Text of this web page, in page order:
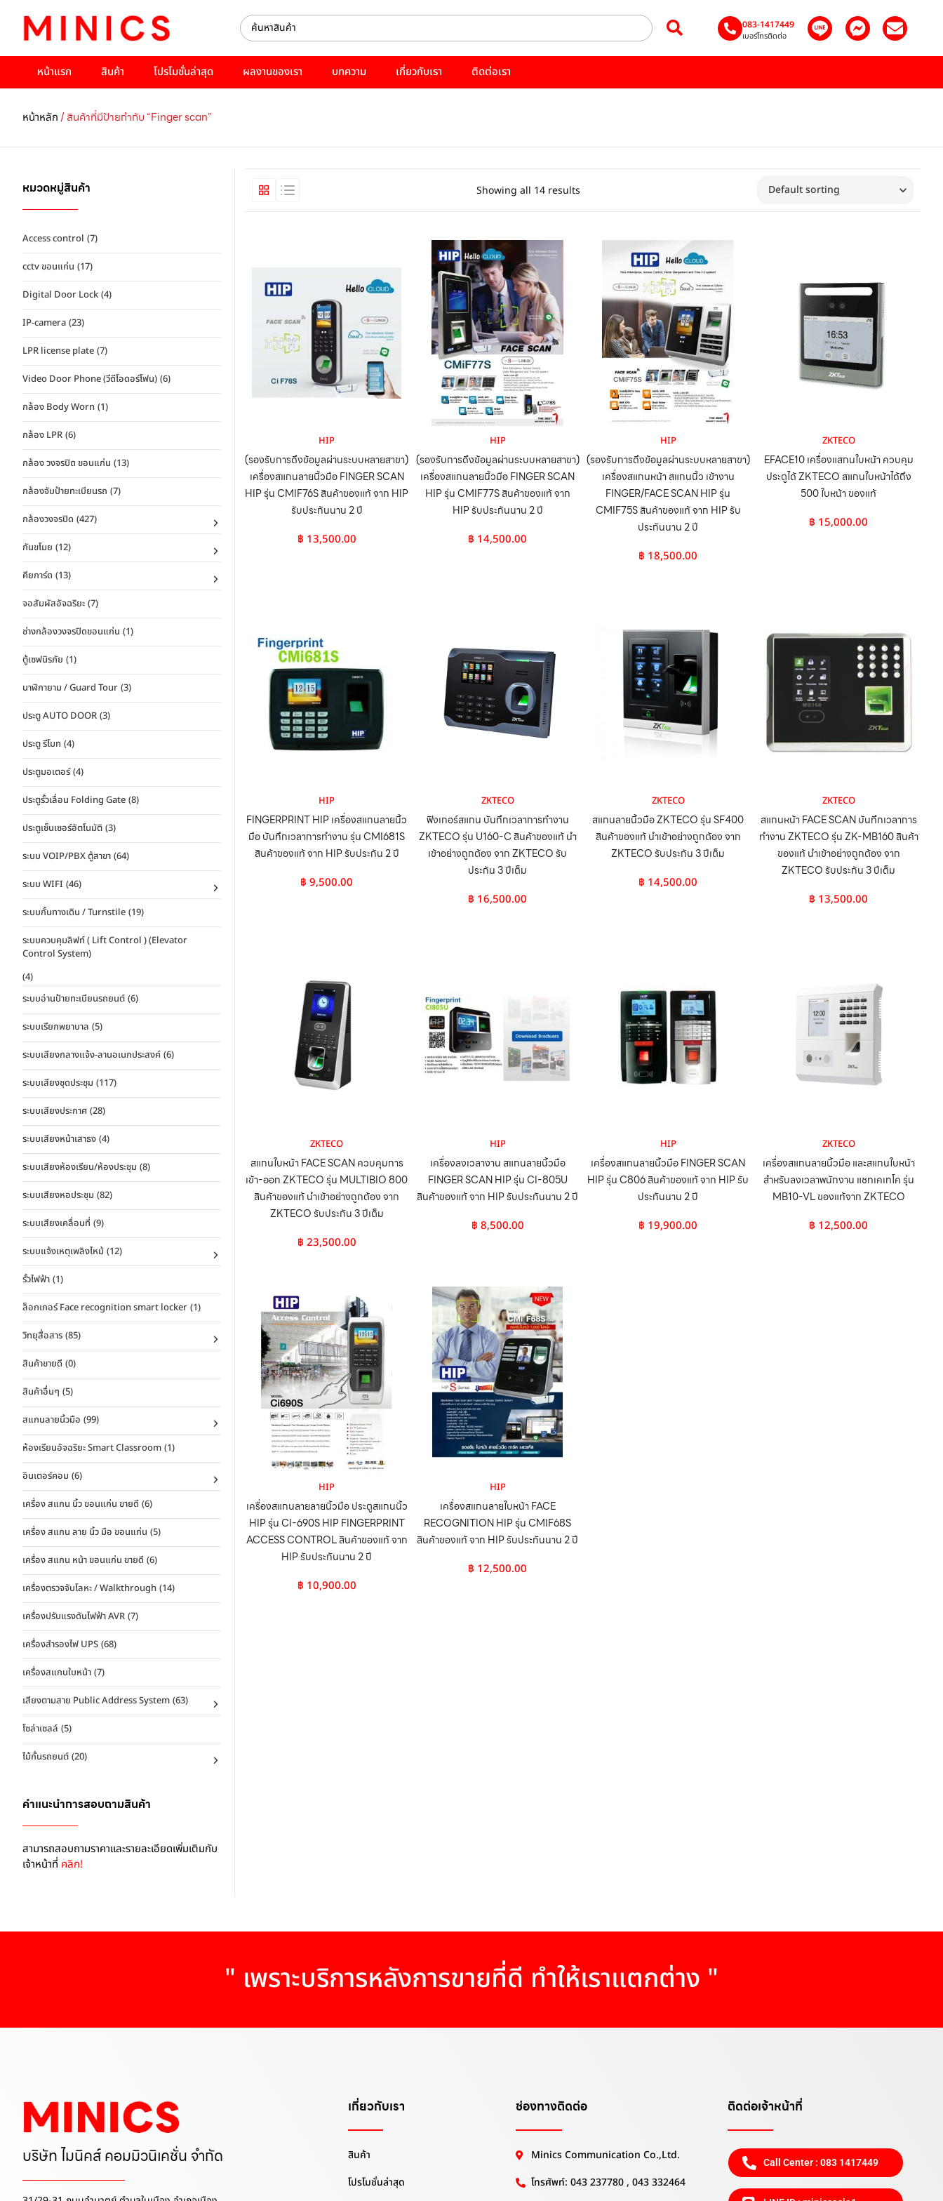
083-1417449
เบอร์โทรติดต่อ
หน้าแรก สินค้า โปรโมชั่นล่าสุด ผลงานของเรา บทความ เกี่ยวกับเรา ติดต่อเรา
หน้าหลัก/ สินค้าที่มีป้ายกำกับ “Finger scan”
หมวดหมู่สินค้า
Access control (7)
cctv ขอนแก่น (17)
Digital Door Lock (4)
IP-camera (23)
LPR license plate (7)
Video Door Phone (วีดีโอดอร์โฟน) (6)
กล้อง Body Worn (1)
กล้อง LPR (6)
กล้อง วงจรปิด ขอนแก่น (13)
กล้องจับป้ายทะเบียนรถ (7)
กล้องวงจรปิด (427)
กันขโมย (12)
คียการ์ด (13)
จอสัมผัสอัจฉริยะ (7)
ช่างกล้องวงจรปิดขอนแก่น (1)
ตู้เซฟนิรภัย (1)
นาฬิกายาม / Guard Tour (3)
ประตู AUTO DOOR (3)
ประตู รีโมท (4)
ประตูมอเตอร์ (4)
ประตูรั้วเลื่อน Folding Gate (8)
ประตูเซ็นเซอร์อัตโนมัติ (3)
ระบบ VOIP/PBX ตู้สาขา (64)
ระบบ WIFI (46)
ระบบกั้นทางเดิน / Turnstile (19)
ระบบควบคุมลิฟท์ ( Lift Control ) (Elevator
Control System)
(4)
ระบบอ่านป้ายทะเบียนรถยนต์ (6)
ระบบเรียกพยาบาล (5)
ระบบเสียงกลางแจ้ง-ลานอเนกประสงค์ (6)
ระบบเสียงชุดประชุม (117)
ระบบเสียงประกาศ (28)
ระบบเสียงหน้าเสาธง (4)
ระบบเสียงห้องเรียน/ห้องประชุม (8)
ระบบเสียงหอประชุม (82)
ระบบเสียงเคลื่อนที่ (9)
ระบบแจ้งเหตุเพลิงไหม้ (12)
รั้วไฟฟ้า (1)
ล็อกเกอร์ Face recognition smart locker (1)
วิทยุสื่อสาร (85)
สินค้าขายดี (0)
สินค้าอื่นๆ (5)
สแกนลายนิ้วมือ (99)
ห้องเรียนอัจฉริยะ Smart Classroom (1)
อินเตอร์คอม (6)
เครื่อง สแกน นิ้ว ขอนแก่น ขายดี (6)
เครื่อง สแกน ลาย นิ้ว มือ ขอนแก่น (5)
เครื่อง สแกน หน้า ขอนแก่น ขายดี (6)
เครื่องตรวจจับโลหะ / Walkthrough (14)
เครื่องปรับแรงดันไฟฟ้า AVR (7)
เครื่องสำรองไฟ UPS (68)
เครื่องสแกนใบหน้า (7)
เสียงตามสาย Public Address System (63)
โซล่าเซลล์ (5)
ไม้กั้นรถยนต์ (20)
คำแนะนำการสอบถามสินค้า
สามารถสอบถามราคาเเละรายละเอียดเพิ่มเติมกับ
เจ้าหน้าที่ คลิก!
Showing all 14 results
HIP
(รองรับการดึงข้อมูลผ่านระบบหลายสาขา)
เครื่องสแกนลายนิ้วมือ FINGER SCAN
HIP รุ่น CMIF76S สินค้าของแท้ จาก HIP
รับประกันนาน 2 ปี
฿ 13,500.00
HIP
(รองรับการดึงข้อมูลผ่านระบบหลายสาขา)
เครื่องสแกนลายนิ้วมือ FINGER SCAN
HIP รุ่น CMIF77S สินค้าของแท้ จาก
HIP รับประกันนาน 2 ปี
฿ 14,500.00
HIP
(รองรับการดึงข้อมูลผ่านระบบหลายสาขา)
เครื่องสแกนหน้า สแกนนิ้ว เข้างาน
FINGER/FACE SCAN HIP รุ่น
CMIF75S สินค้าของแท้ จาก HIP รับ
ประกันนาน 2 ปี
฿ 18,500.00
ZKTECO
EFACE10 เครื่องแสกนใบหน้า ควบคุม
ประตูได้ ZKTECO สแกนใบหน้าได้ถึง
500 ใบหน้า ของแท้
฿ 15,000.00
HIP
FINGERPRINT HIP เครื่องสแกนลายนิ้ว
มือ บันทึกเวลาการทำงาน รุ่น CMI681S
สินค้าของแท้ จาก HIP รับประกัน 2 ปี
฿ 9,500.00
ZKTECO
ฟิงเกอร์สแกน บันทึกเวลาการทำงาน
ZKTECO รุ่น U160-C สินค้าของแท้ นำ
เข้าอย่างถูกต้อง จาก ZKTECO รับ
ประกัน 3 ปีเต็ม
฿ 16,500.00
ZKTECO
สแกนลายนิ้วมือ ZKTECO รุ่น SF400
สินค้าของแท้ นำเข้าอย่างถูกต้อง จาก
ZKTECO รับประกัน 3 ปีเต็ม
฿ 14,500.00
ZKTECO
สแกนหน้า FACE SCAN บันทึกเวลาการ
ทำงาน ZKTECO รุ่น ZK-MB160 สินค้า
ของแท้ นำเข้าอย่างถูกต้อง จาก
ZKTECO รับประกัน 3 ปีเต็ม
฿ 13,500.00
ZKTECO
สแกนใบหน้า FACE SCAN ควบคุมการ
เข้า-ออก ZKTECO รุ่น MULTIBIO 800
สินค้าของแท้ นำเข้าอย่างถูกต้อง จาก
ZKTECO รับประกัน 3 ปีเต็ม
฿ 23,500.00
HIP
เครื่องลงเวลางาน สแกนลายนิ้วมือ
FINGER SCAN HIP รุ่น CI-805U
สินค้าของแท้ จาก HIP รับประกันนาน 2 ปี
฿ 8,500.00
HIP
เครื่องสแกนลายนิ้วมือ FINGER SCAN
HIP รุ่น C806 สินค้าของแท้ จาก HIP รับ
ประกันนาน 2 ปี
฿ 19,900.00
ZKTECO
เครื่องสแกนลายนิ้วมือ และสแกนใบหน้า
สำหรับลงเวลาพนักงาน แชทเคเทโค รุ่น
MB10-VL ของแท้จาก ZKTECO
฿ 12,500.00
HIP
เครื่องสแกนลายลายนิ้วมือ ประตูสแกนนิ้ว
HIP รุ่น CI-690S HIP FINGERPRINT
ACCESS CONTROL สินค้าของแท้ จาก
HIP รับประกันนาน 2 ปี
฿ 10,900.00
HIP
เครื่องสแกนลายใบหน้า FACE
RECOGNITION HIP รุ่น CMIF68S
สินค้าของแท้ จาก HIP รับประกันนาน 2 ปี
฿ 12,500.00
" เพราะบริการหลังการขายที่ดี ทำให้เราแตกต่าง "
บริษัท ไมนิคส์ คอมมิวนิเคชั่น จำกัด
เกี่ยวกับเรา
สินค้า
โปรโมชั่นล่าสุด
ช่องทางติดต่อ
Minics Communication Co.,Ltd.
โทรศัพท์: 043 237780 , 043 332464
ติดต่อเจ้าหน้าที่
Call Center : 083 1417449